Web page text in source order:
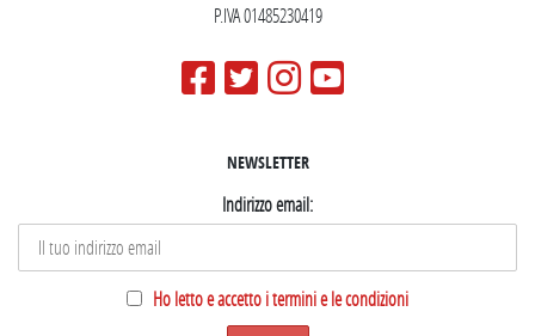
P.IVA 01485230419
NEWSLETTER
Indirizzo email:
Ho letto e accetto i termini e le condizioni